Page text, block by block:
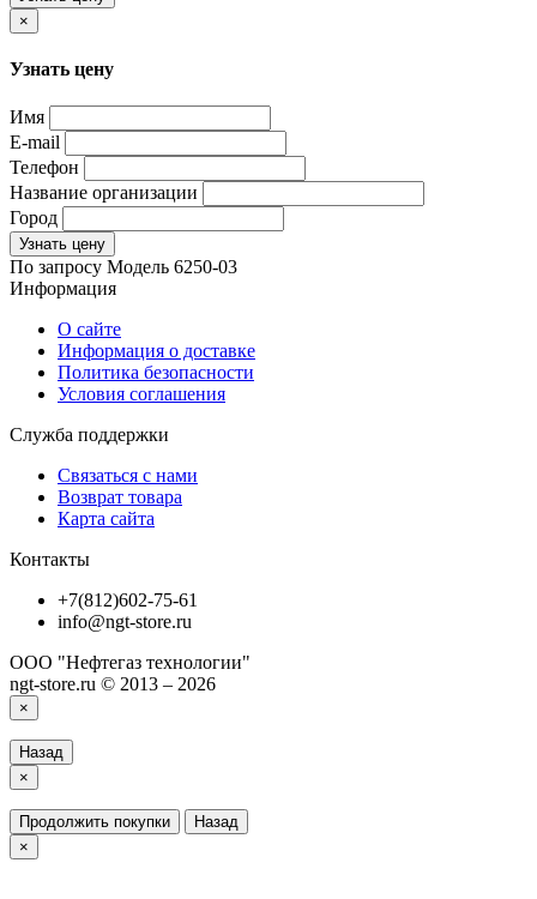
×
Узнать цену
Имя
E-mail
Телефон
Название организации
Город
Узнать цену
По запросу Модель 6250-03
Информация
О сайте
Информация о доставке
Политика безопасности
Условия соглашения
Служба поддержки
Связаться с нами
Возврат товара
Карта сайта
Контакты
+7(812)602-75-61
info@ngt-store.ru
ООО "Нефтегаз технологии"
ngt-store.ru © 2013 – 2026
×
Назад
×
Продолжить покупки
Назад
×